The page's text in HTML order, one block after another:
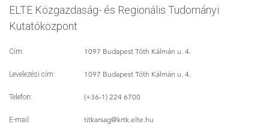
ELTE Közgazdaság- és Regionális Tudományi
Kutatóközpont
Cím: 1097 Budapest Tóth Kálmán u. 4.
Levelezési cím: 1097 Budapest Tóth Kálmán u. 4.
Telefon: (+36-1) 224 6700
E-mail: titkarsag@krtk.elte.hu